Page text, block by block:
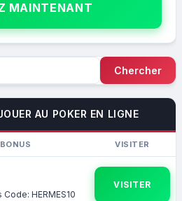
MAINTENANT
AU POKER EN LIGNE
BONUS VISITER
HERMES10
VISITER